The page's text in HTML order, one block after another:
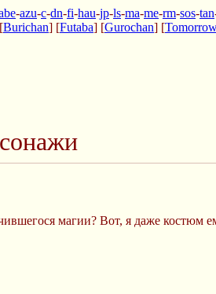
-azu-c-dn-fi-hau-jp-ls-ma-me-rm-sos-tan
[Burichan] [Futaba] [Gurochan] [
магии? Вот, я даже костюм